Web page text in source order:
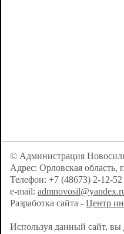
© Администрация
Адрес: Орловская область,
Телефон: +7 (48673) 2-12-52
e-mail:
Разработка сайта - Центр
Используя данный сайт, вы